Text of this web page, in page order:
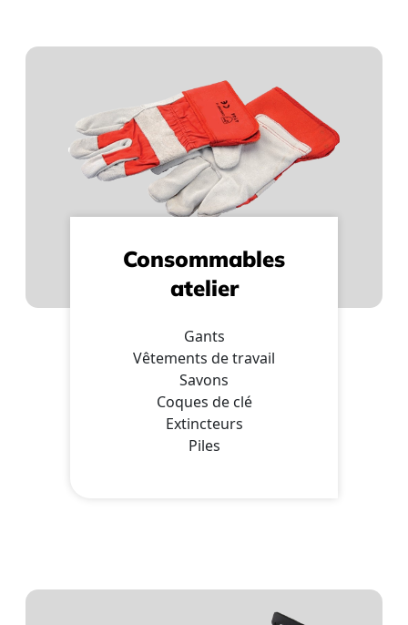
Consommables
atelier
Gants
Vêtements de travail
Savons
Coques de clé
Extincteurs
Piles